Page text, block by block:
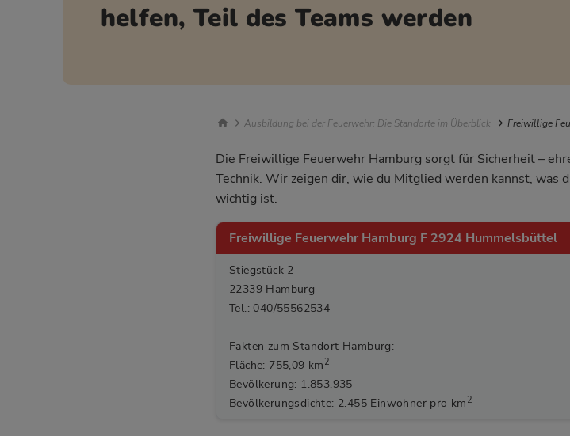
helfen, Teil des Teams werden
Breadcrumb Navigation
Ausbildung bei der Feuerwehr: Die Standorte im Überblick Freiwillige
Die Freiwillige Feuerwehr Hamburg sorgt für Sicherheit –
Technik. Wir zeigen dir, wie du Mitglied werden kannst, was
wichtig ist.
Freiwillige Feuerwehr Hamburg F 2924 Hummelsbüttel
Stiegstück 2
22339 Hamburg
Tel.: 040/55562534
Fakten zum Standort Hamburg:
Fläche: 755,09 km 2
Bevölkerung: 1.853.935
Bevölkerungsdichte: 2.455 Einwohner pro km 2